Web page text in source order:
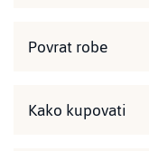
Povrat robe
Kako kupovati